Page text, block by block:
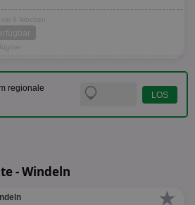
4 Wochen
regionale
- Windeln
★